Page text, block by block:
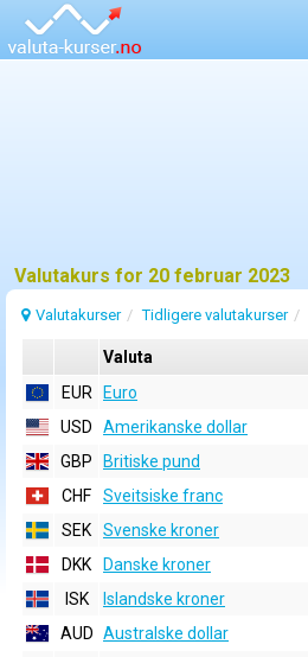
Valutakurs for 20 februar 2023
Valutakurser Tidligere valutakurser
Valuta
EUR
Euro
USD
Amerikanske dollar
GBP
Britiske pund
CHF
Sveitsiske franc
SEK
Svenske kroner
DKK
Danske kroner
ISK
Islandske kroner
AUD Australske dollar